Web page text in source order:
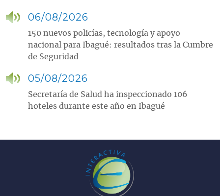
06/08/2026
150 nuevos policías, tecnología y apoyo
nacional para Ibagué: resultados tras la Cumbre
de Seguridad
05/08/2026
Secretaría de Salud ha inspeccionado 106
hoteles durante este año en Ibagué